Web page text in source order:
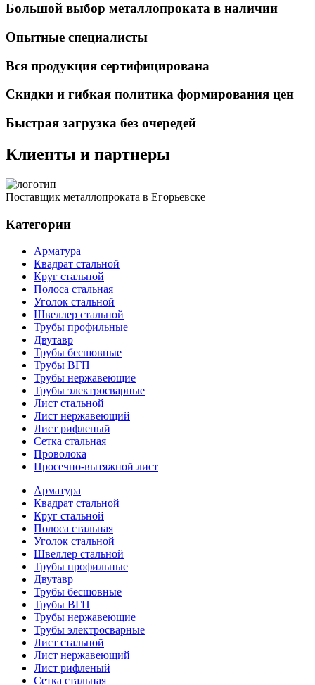
Большой выбор металлопроката в наличии
Опытные специалисты
Вся продукция сертифицирована
Скидки и гибкая политика формирования цен
Быстрая загрузка без очередей
Клиенты и партнеры
Поставщик металлопроката в Егорьевске
Категории
Арматура
Квадрат стальной
Круг стальной
Полоса стальная
Уголок стальной
Швеллер стальной
Трубы профильные
Двутавр
Трубы бесшовные
Трубы ВГП
Трубы нержавеющие
Трубы электросварные
Лист стальной
Лист нержавеющий
Лист рифленый
Сетка стальная
Проволока
Просечно-вытяжной лист
Арматура
Квадрат стальной
Круг стальной
Полоса стальная
Уголок стальной
Швеллер стальной
Трубы профильные
Двутавр
Трубы бесшовные
Трубы ВГП
Трубы нержавеющие
Трубы электросварные
Лист стальной
Лист нержавеющий
Лист рифленый
Сетка стальная